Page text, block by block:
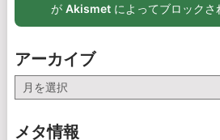
が Akismetによってブロックさ
アーカイブ
ー
イ
メタ情報